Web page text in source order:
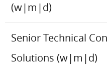
(w|m|d)
Senior Technical
Solutions (w|m|d)